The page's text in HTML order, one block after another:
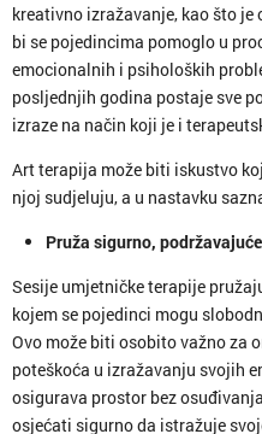
kreativno izražavanje, kao što
bi se pojedincima pomoglo u
emocionalnih i psiholoških
posljednjih godina postaje sve
izraze na način koji je i
Art terapija može biti iskustvo
njoj sudjeluju, a u nastavku
Pruža sigurno,
Sesije umjetničke terapije
kojem se pojedinci mogu
Ovo može biti osobito važno za
poteškoća u izražavanju svojih
osigurava prostor bez
osjećati sigurno da istražuje